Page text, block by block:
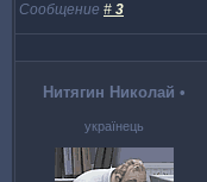
Сообщение # 3
Нитягин Николай •
українець